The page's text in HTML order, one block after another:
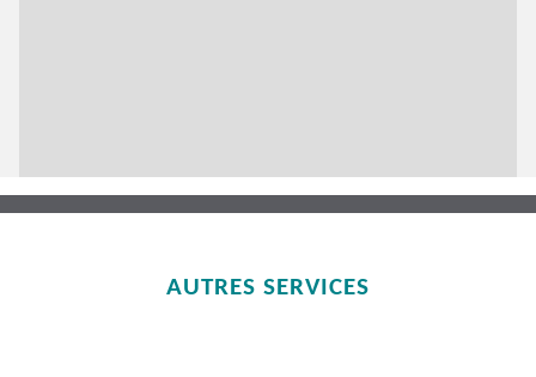
AUTRES SERVICES